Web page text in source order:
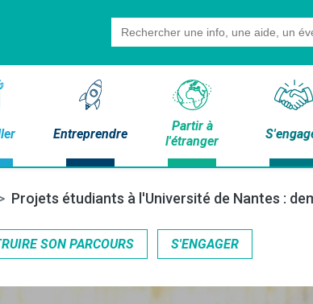
Search
for:
Entreprendre
Partir à
l'étranger
Projets étudiants à l'Université de Nantes :
SON PARCOURS S'ENGAGER